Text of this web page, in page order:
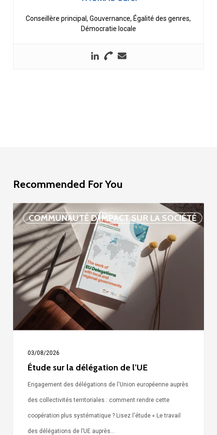
Conseillère principal, Gouvernance, Égalité des genres,
Démocratie locale
Recommended For You
COMMUNAUTÉ D'IMPACT SUR LA SOCIÉTÉ
Étude
sur
la
délégation
de
l’UE
03/08/2026
Étude sur la délégation de l’UE
Engagement des délégations de l'Union européenne auprès
des collectivités territoriales : comment rendre cette
coopération plus systématique ? Lisez l'étude « Le travail
des délégations de l’UE auprès…